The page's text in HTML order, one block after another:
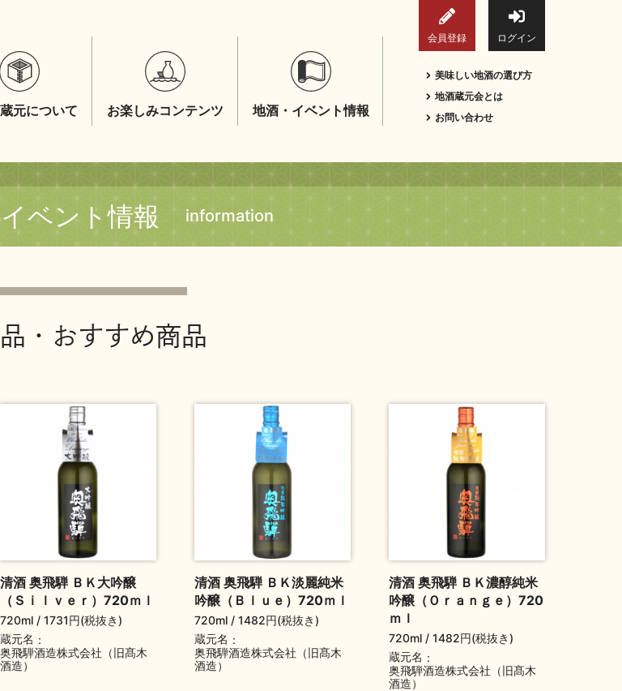
会員登録 ログイン
元について お楽しみコンテンツ 地酒・イベント情報
美味しい地酒の選び方
地酒蔵元会とは
お問い合わせ
ベント情報 information
・おすすめ商品
清酒 奥飛騨 ＢＫ大吟醸
（Ｓｉｌｖｅｒ）720ｍｌ
720ml
1731円(税抜き)
蔵元名
奥飛騨酒造株式会社（旧髙木
酒造）
清酒 奥飛騨 ＢＫ淡麗純米
吟醸（Ｂｌｕｅ）720ｍｌ
720ml
1482円(税抜き)
蔵元名
奥飛騨酒造株式会社（旧髙木
酒造）
清酒 奥飛騨 ＢＫ濃醇純米
吟醸（Ｏｒａｎｇｅ）720
ｍｌ
720ml
1482円(税抜き)
蔵元名
奥飛騨酒造株式会社（旧髙木
酒造）